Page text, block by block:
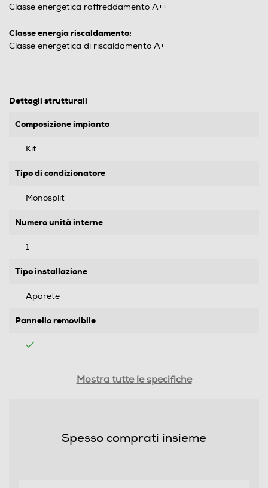
Classe energetica raffreddamento A++
Classe energia riscaldamento:
Classe energetica di riscaldamento A+
Dettagli strutturali
Composizione impianto
Kit
Tipo di condizionatore
Monosplit
Numero unità interne
1
Tipo installazione
Aparete
Pannello removibile
Mostra tutte le specifiche
Spesso comprati insieme